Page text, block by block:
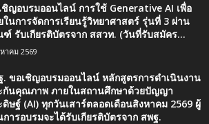
ชิญอบรมออนไลน์ การใช้ Generative AI เพื่อ
ในการจัดการเรียนรู้วิทยาศาสตร์ รุ่นที่ 3 ผ่าน
ฑ์ รับเกียรติบัตรจาก สสวท. (วันที่รับสมัคร...
าคม 2569
. ขอเชิญอบรมออนไลน์ หลักสูตรการดำเนินงาน
กันคุณภาพ ภายในสถานศึกษาด้วยปัญญา
ดิษฐ์ (AI) ทุกวันเสาร์ตลอดเดือนสิงหาคม 2569 ผู้
การอบรมจะได้รับเกียรติบัตรจาก สพฐ.